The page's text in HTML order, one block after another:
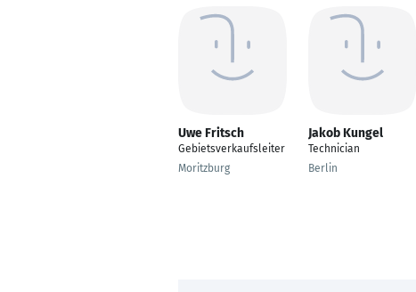
Uwe Fritsch
Gebietsverkaufsleiter
Moritzburg
Jakob Kungel
Technician
Berlin